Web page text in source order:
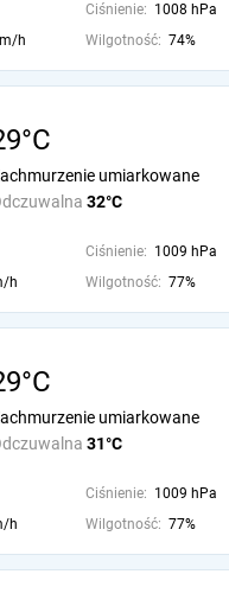
Ciśnienie: 1008 hPa
h Wilgotność: 74%
32°C
umiarkowane
Ciśnienie: 1009 hPa
h Wilgotność: 77%
31°C
umiarkowane
Ciśnienie: 1009 hPa
h Wilgotność: 77%